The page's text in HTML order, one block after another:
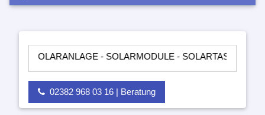
- SOLARMODULE - SOLARTASCHEN -
02382 968 03 16 | Beratung